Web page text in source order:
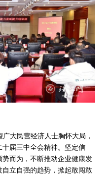
大民营经济人士胸怀大局，
届三中全会精神。坚定信
而为，不断推动企业健康发
立自强的趋势，掀起敢闯敢